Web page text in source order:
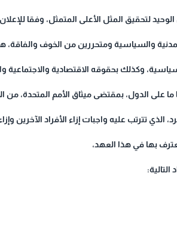
لتحقيق المثل الأعلى المتمثل، وفقا
والسياسية ومتحررين من الخوف
وكذلك بحقوقه الاقتصادية والاجتماعية
على الدول، بمقتضى ميثاق الأمم المتحدة، من
الذي تترتب عليه واجبات إزاء الأفراد الآخرين
بها في هذا العهد،